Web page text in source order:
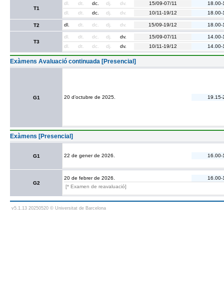
T1
dl. dt. dc. dj. dv. 15/09-07/11
18.00-
dl.
dt. dc. dj. dv. 10/11-19/12 18.00-
T2 dl. dt. dc. dj. dv. 15/09-19/12 18.00-
T3
dl. dt. dc. dj. dv. 15/09-07/11
14.00-
dl.
dt. dc. dj. dv. 10/11-19/12 14.00-
Exàmens Avaluació continuada [Presencial]
G1 20 d’octubre de 2025. 19.15-
Exàmens [Presencial]
G1 22 de gener de 2026. 16.00-
G2
20 de febrer de 2026.
16.00-
[* Examen de reavaluació]
v5.1.13 20250520 © Universitat de Barcelona